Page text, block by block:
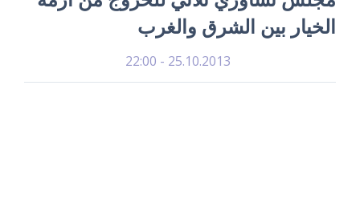
الخيار بين الشرق والغرب
25.10.2013 - 22:00